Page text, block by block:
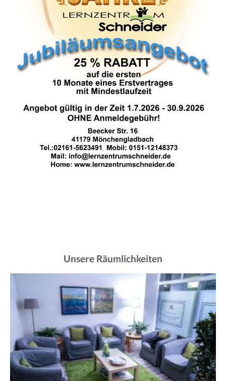
Unsere Räumlichkeiten